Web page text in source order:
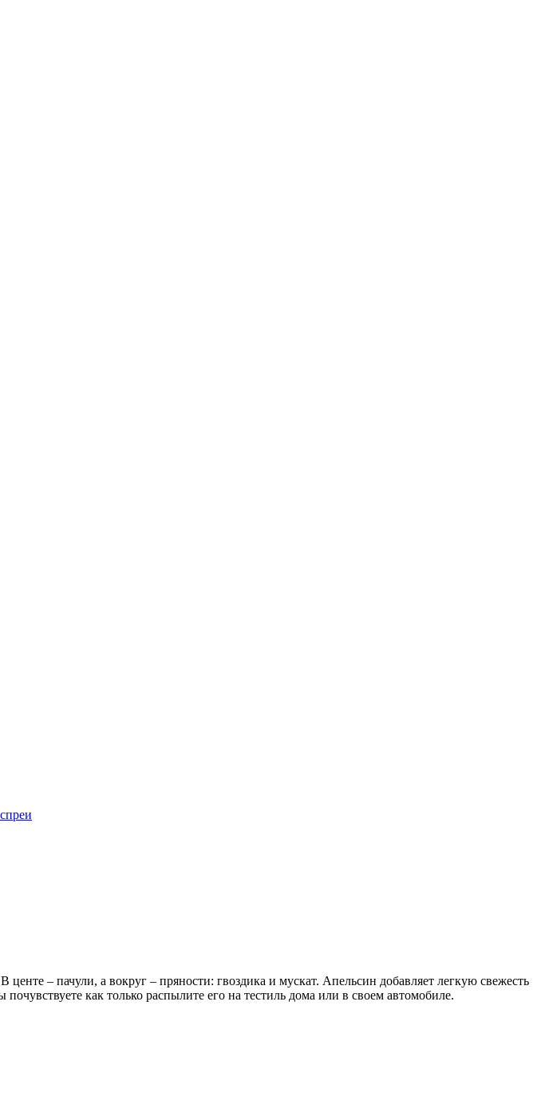
– пачули, а вокруг – пряности: гвоздика и мускат. Апельсин добавляет легкую свежесть
как только распылите его на тестиль дома или в своем автомобиле.